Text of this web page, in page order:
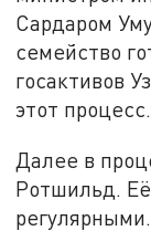
Сардаром
семейство
госактивов
этот процесс.
Далее в
Ротшильд.